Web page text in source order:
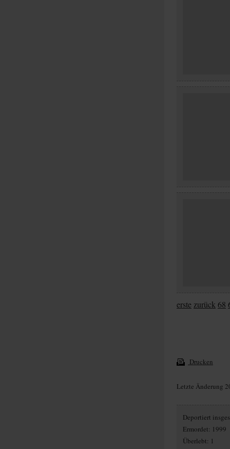
erste zurück 68
Drucken
Letzte Änderung
Deportiert
Ermordet: 1999
Überlebt: 1